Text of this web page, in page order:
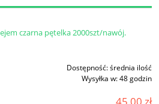
czarna pętelka 2000szt/nawój.
Dostępność:średnia ilość
Wysyłka w:48 godzin